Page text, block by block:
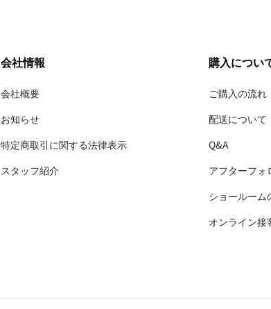
会社情報
会社概要
お知らせ
特定商取引に関する法律表示
スタッフ紹介
購入につい
ご購入の流れ
配送について
Q&A
アフターフォ
ショールーム
オンライン接